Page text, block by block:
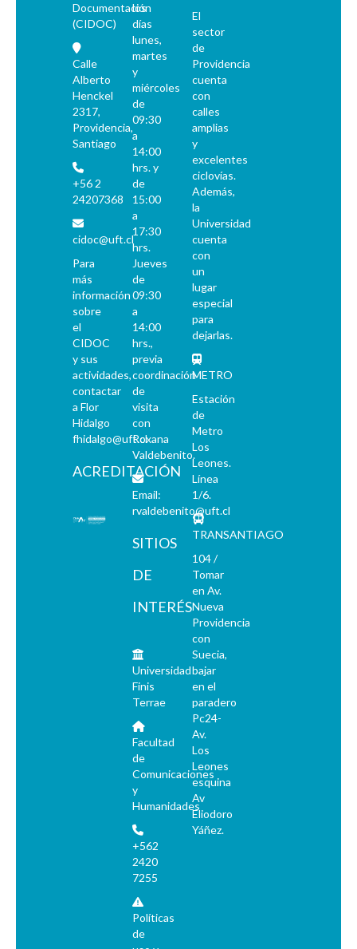
Documentación
(CIDOC)
Calle
Alberto
Henckel
2317,
Providencia,
Santiago
+56 2
24207368
cidoc@uft.cl
Para
más
información
sobre
el
CIDOC
y sus
actividades,
contactar
a Flor
Hidalgo
fhidalgo@uft.cl
ACREDITACIÓN
los
días
lunes,
martes
y
miércoles
de
09:30
a
14:00
hrs. y
de
15:00
a
17:30
hrs.
Jueves
de
09:30
a
14:00
hrs.,
previa
coordinación
de
visita
con
Roxana
Valdebenito.
Email:
rvaldebenito@uft.cl
SITIOS
DE
INTERÉS
Universidad
Finis
Terrae
Facultad
de
Comunicaciones
y
Humanidades
+562
2420
7255
Políticas
de
El
sector
de
Providencia
cuenta
con
calles
amplias
y
excelentes
ciclovías.
Además,
la
Universidad
cuenta
con
un
lugar
especial
para
dejarlas.
METRO
Estación
de
Metro
Los
Leones.
Línea
1/6.
TRANSANTIAGO
104 /
Tomar
en Av.
Nueva
Providencia
con
Suecia,
bajar
en el
paradero
Pc24-
Av.
Los
Leones
esquina
Av
Eliodoro
Yáñez.